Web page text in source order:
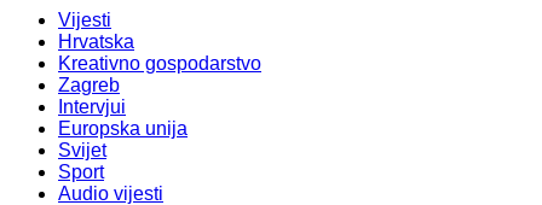
Vijesti
Hrvatska
Kreativno gospodarstvo
Zagreb
Intervjui
Europska unija
Svijet
Sport
Audio vijesti